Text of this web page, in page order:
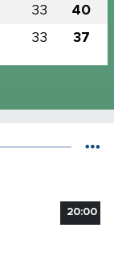
33 40
33 37
20:00